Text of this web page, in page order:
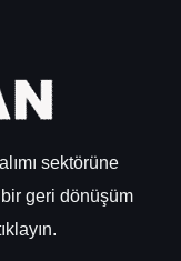
sektörüne
geri dönüşüm